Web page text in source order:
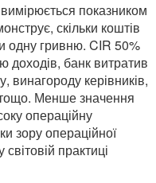
показником
скільки коштів
одну гривню. CIR 50%
доходів, банк витратив
винагороду керівників,
Менше значення
операційну
зору операційної
практиці